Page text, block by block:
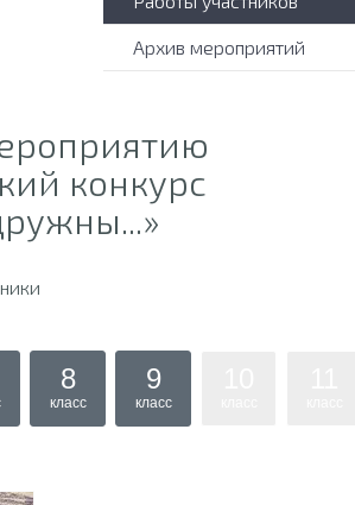
Архив мероприятий
конкурс
8
класс
9
класс